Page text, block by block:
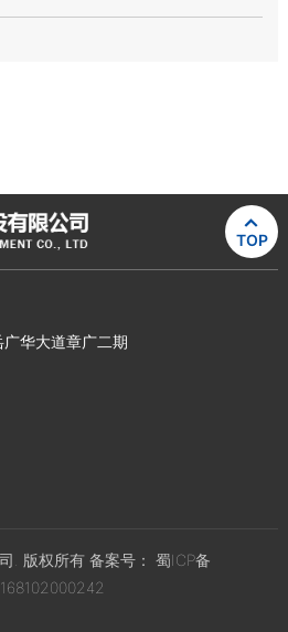

TOP
华大道章广二期
. 版权所有 备案号： 蜀ICP备